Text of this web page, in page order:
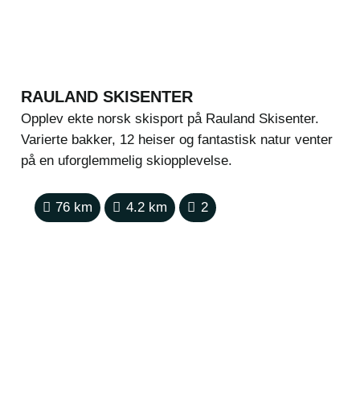
RAULAND SKISENTER
Opplev ekte norsk skisport på Rauland Skisenter.
Varierte bakker, 12 heiser og fantastisk natur venter
på en uforglemmelig skiopplevelse.
76 km 4.2 km 2